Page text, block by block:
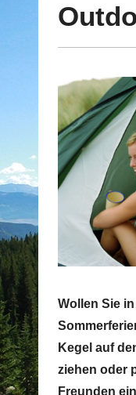
Wollen Sie
Kegel auf
ziehen oder
Freunden